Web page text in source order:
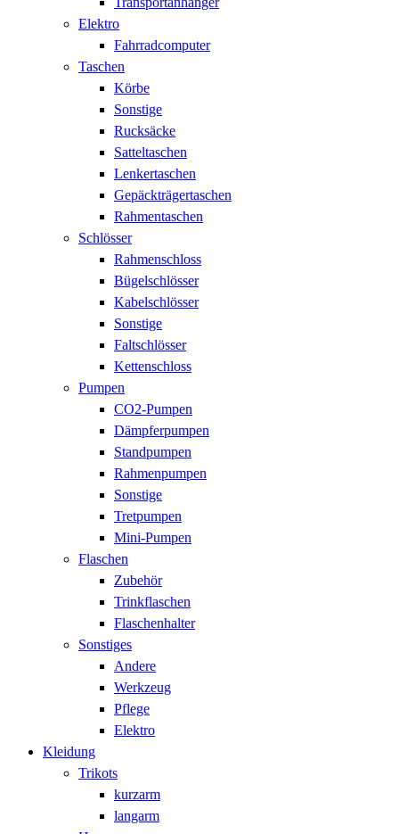
Elektro
Fahrradcomputer
Taschen
Körbe
Sonstige
Rucksäcke
Satteltaschen
Lenkertaschen
Gepäckträgertaschen
Rahmentaschen
Schlösser
Rahmenschloss
Bügelschlösser
Kabelschlösser
Sonstige
Faltschlösser
Kettenschloss
Pumpen
CO2-Pumpen
Dämpferpumpen
Standpumpen
Rahmenpumpen
Sonstige
Tretpumpen
Mini-Pumpen
Flaschen
Zubehör
Trinkflaschen
Flaschenhalter
Sonstiges
Andere
Werkzeug
Pflege
Elektro
Kleidung
Trikots
kurzarm
langarm